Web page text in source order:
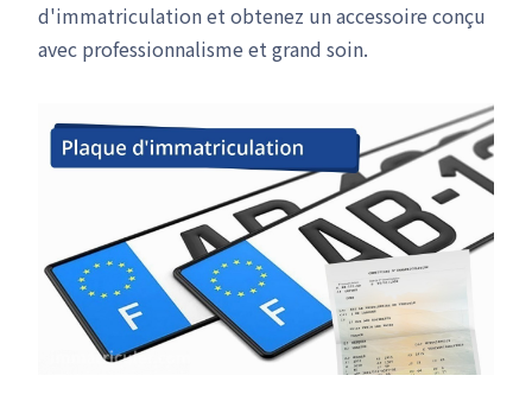
d'immatriculation et obtenez un accessoire conçu
avec professionnalisme et grand soin.